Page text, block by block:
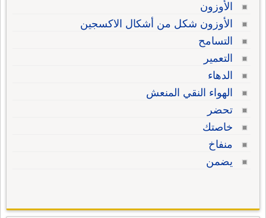
الأوزون
الأوزون شكل من أشكال الاكسجين
التسامح
التعمير
الدهاء
الهواء النقي المنعش
تحضر
خاصتك
منفاخ
يضمن